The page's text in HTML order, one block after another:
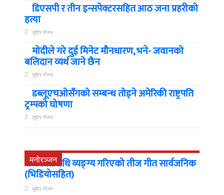
डिएसपी र तीन इन्सपेक्टरसहित आठ जना प्रहरीको
हत्या
सुदिप गौतम
मोदीले गरे दुई मिनेट मौनधारण, भने- जवानको
बलिदान व्यर्थ जाने छैन
सुदिप गौतम
डब्लूएचओसँगको सम्बन्ध तोड्ने अमेरिकी राष्ट्रपति
ट्रम्पको घोषणा
सुदिप गौतम
मनोरञ्जन
राजनीतिमाथि व्यङ्ग्य गरिएको तीज गीत सार्वजनिक
(भिडियोसहित)
सुदिप गौतम